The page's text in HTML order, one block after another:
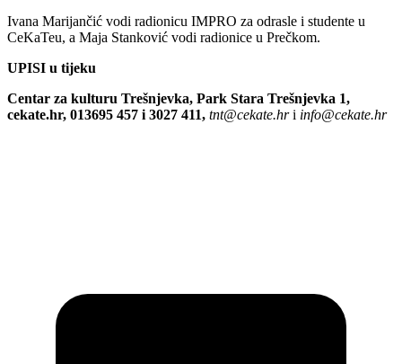
Ivana Marijančić vodi radionicu IMPRO za odrasle i studente u
CeKaTeu, a Maja Stanković vodi radionice u Prečkom.
UPISI u tijeku
Centar za kulturu Trešnjevka, Park Stara Trešnjevka 1,
cekate.hr, 013695 457 i 3027 411, tnt@cekate.hri info@cekate.hr